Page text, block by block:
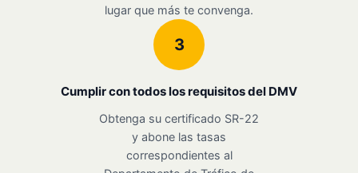
lugar que más te convenga.
3
Cumplir con todos los requisitos del DMV
Obtenga su certificado SR-22
y abone las tasas
correspondientes al